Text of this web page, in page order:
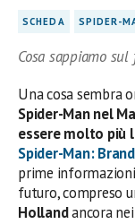
SCHEDA SPIDER-
Cosa sappiamo
Una cosa sembra
Spider-Man nel
essere molto più
Spider-Man:
prime
futuro, compreso
Hollandancora